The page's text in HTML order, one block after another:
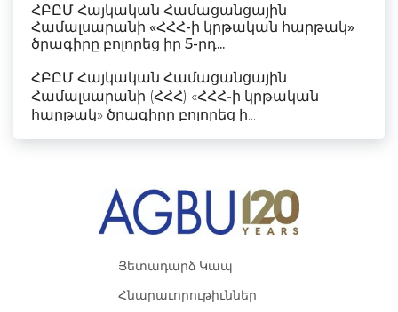
ՀԲԸՄ Հայկական Համացանցային
Համալսարանի «ՀՀՀ-ի կրթական հարթակ»
ծրագիրը բոլորեց իր 5-րդ...
ՀԲԸՄ Հայկական Համացանցային
Համալսարանի (ՀՀՀ) «ՀՀՀ-ի կրթական
հարթակ» ծրագիրը բոլորեց ի...
Յետադարձ Կապ
Հնարաւորութիւններ